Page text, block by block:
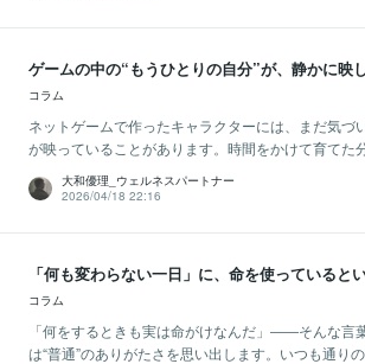
ゲームの中の“もうひとりの自分”が、静かに映
コラム
ネットゲームで作ったキャラクターには、まだ気づ
が映っていることがあります。時間をかけて育てた
大和優理_ウェルネスパートナー
2026/04/18 22:16
「何も変わらない一日」に、命を使っていると
コラム
「何をするときも実は命がけなんだ」――そんな言
は“普通”のありがたさを思い出します。いつも通り